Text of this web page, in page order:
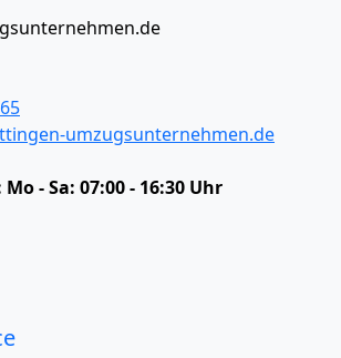
umzugsunternehmen.de
Mo - Sa: 07:00 - 16:30 Uhr